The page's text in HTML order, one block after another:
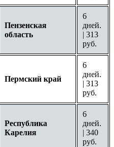
Пензенская
область
6
дней.
| 313
руб.
Пермский край
6
дней.
| 313
руб.
Республика
Карелия
6
дней.
| 340
руб.